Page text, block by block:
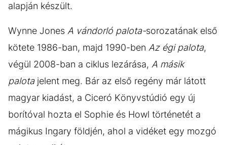
alapján készült.
Wynne Jones A vándorló palota-sorozatának első
kötete 1986-ban, majd 1990-ben Az égi palota,
végül 2008-ban a ciklus lezárása, A másik
palota jelent meg. Bár az első regény már látott
magyar kiadást, a Ciceró Könyvstúdió egy új
borítóval hozta el Sophie és Howl történetét a
mágikus Ingary földjén, ahol a vidéket egy mozgó